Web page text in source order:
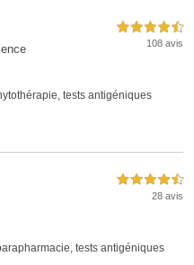
4,5 étoiles sur 5
108 avis
, tests antigéniques
4,5 étoiles sur 5
28 avis
tests antigéniques